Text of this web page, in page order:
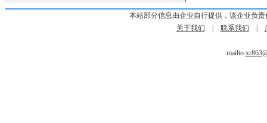
本站部分信息由企业自行提供，该企业负
关于我们
联系我们
mailto: